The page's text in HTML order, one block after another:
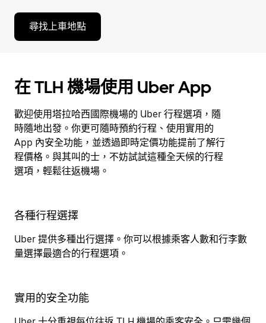
尋找上車地點
在 TLH 機場使用 Uber App
歡迎使用塔拉哈西國際機場的 Uber 行程選項，隨
時隨地出發。你更可隨時預約行程、使用實用的
App 內安全功能，並透過即時定價功能提前了解行
程價格。與其叫的士，不妨試試這種全天候的行程
選項，輕鬆往返機場。
各種行程選擇
Uber 提供多種出行選擇。你可以根據乘客人數和行李數
量選擇最適合的行程選項。
實用的安全功能